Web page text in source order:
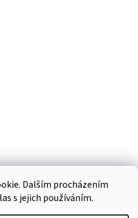
Dalším procházením
s jejich používáním.